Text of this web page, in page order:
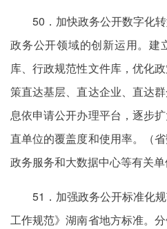
50．加快政务公开数字化转
政务公开领域的创新运用。建
库、行政规范性文件库，优化
策直达基层、直达企业、直达
息依申请公开办理平台，逐步
直单位的覆盖度和使用率。（
政务服务和大数据中心等有关单
51．加强政务公开标准化规
工作规范》湖南省地方标准。